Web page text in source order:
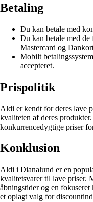
Betaling
Du kan betale med
Du kan betale med de
Mastercard og
Mobilt
accepteret.
Prispolitik
Aldi er kendt for deres lave
kvaliteten af deres
konkurrencedygtige priser
Konklusion
Aldi i Dianalund er en
kvalitetsvarer til lave priser.
åbningstider og en
et oplagt valg for